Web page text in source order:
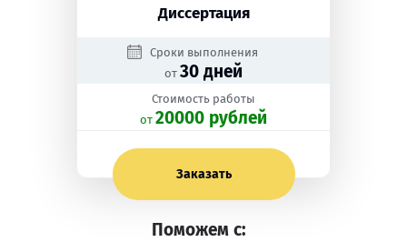
Диссертация
Сроки выполнения
от 30 дней
Стоимость работы
oт 20000 рублей
Заказать
Поможем с: